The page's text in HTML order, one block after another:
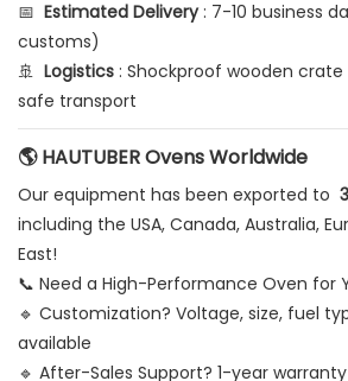
📅 Estimated Delivery : 7-10 business
customs)
🚢 Logistics : Shockproof wooden
safe transport
🌎 HAUTUBER Ovens Worldwide
Our equipment has been exported to
including the USA, Canada, Australia,
East!
📞 Need a High-Performance Oven for
🔹 Customization? Voltage, size, fuel
available
🔹 After-Sales Support? 1-year